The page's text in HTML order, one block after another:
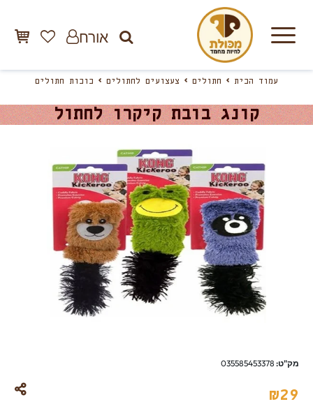
אורח
עמוד הבית חתולים צעצועים לחתולים בובות חתולים
קונג בובת קיקרו לחתול
מק"ט: 035585453378
₪29